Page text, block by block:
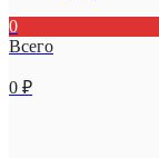
0
Всего
0 ₽